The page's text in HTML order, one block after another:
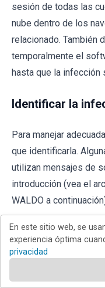
sesión de todas las
nube dentro de los
relacionado. También
temporalmente el
hasta que la infección
Identificar la
Para manejar
que identificarla.
utilizan mensajes de
introducción (vea el
WALDO a
En este sitio web, se
experiencia óptima
privacidad